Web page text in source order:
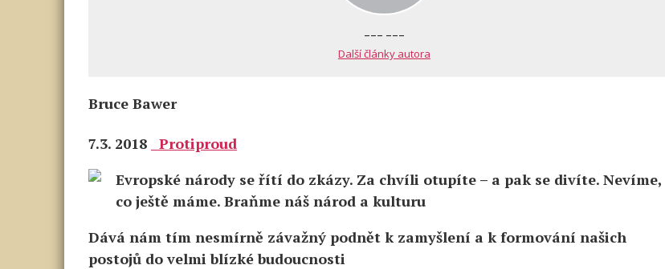
--- ---
Další články autora
Bruce Bawer
7.3. 2018
Protiproud
Evropské národy se řítí do zkázy. Za chvíli otupíte – a pak se divíte. Nevíme,
co ještě máme. Braňme náš národ a kulturu
Dává nám tím nesmírně závažný podnět k zamyšlení a k formování našich
postojů do velmi blízké budoucnosti